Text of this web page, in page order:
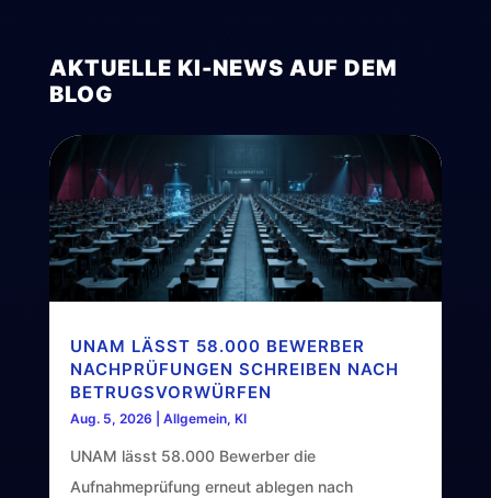
AKTUELLE KI-NEWS AUF DEM
BLOG
UNAM LÄSST 58.000 BEWERBER
NACHPRÜFUNGEN SCHREIBEN NACH
BETRUGSVORWÜRFEN
Aug. 5, 2026 Allgemein, KI
UNAM lässt 58.000 Bewerber die
Aufnahmeprüfung erneut ablegen nach